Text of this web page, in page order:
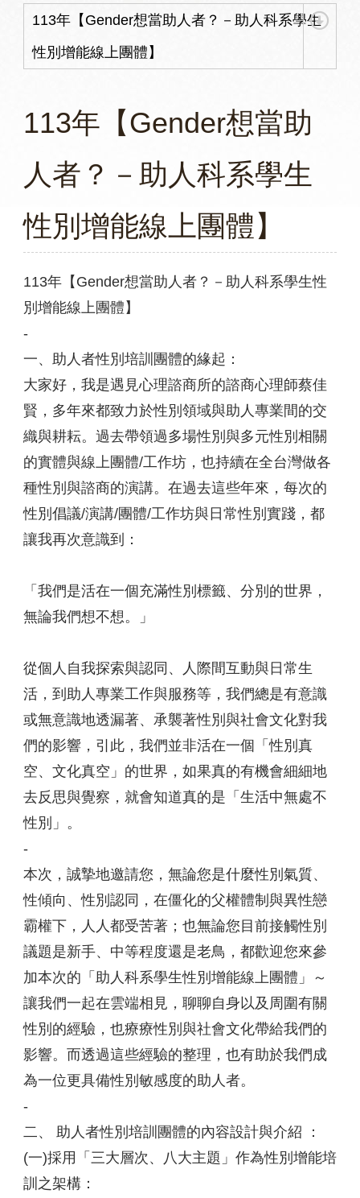
113年【Gender想當助人者？－助人科系學生
性別增能線上團體】
113年【Gender想當助
人者？－助人科系學生
性別增能線上團體】
113年【Gender想當助人者？－助人科系學生性
別增能線上團體】
-
一、助人者性別培訓團體的緣起：
大家好，我是遇見心理諮商所的諮商心理師蔡佳
賢，多年來都致力於性別領域與助人專業間的交
織與耕耘。過去帶領過多場性別與多元性別相關
的實體與線上團體/工作坊，也持續在全台灣做各
種性別與諮商的演講。在過去這些年來，每次的
性別倡議/演講/團體/工作坊與日常性別實踐，都
讓我再次意識到：
「我們是活在一個充滿性別標籤、分別的世界，
無論我們想不想。」
從個人自我探索與認同、人際間互動與日常生
活，到助人專業工作與服務等，我們總是有意識
或無意識地透漏著、承襲著性別與社會文化對我
們的影響，引此，我們並非活在一個「性別真
空、文化真空」的世界，如果真的有機會細細地
去反思與覺察，就會知道真的是「生活中無處不
性別」。
-
本次，誠摯地邀請您，無論您是什麼性別氣質、
性傾向、性別認同，在僵化的父權體制與異性戀
霸權下，人人都受苦著；也無論您目前接觸性別
議題是新手、中等程度還是老鳥，都歡迎您來參
加本次的「助人科系學生性別增能線上團體」～
讓我們一起在雲端相見，聊聊自身以及周圍有關
性別的經驗，也療療性別與社會文化帶給我們的
影響。而透過這些經驗的整理，也有助於我們成
為一位更具備性別敏感度的助人者。
-
二、 助人者性別培訓團體的內容設計與介紹 ：
(一)採用「三大層次、八大主題」作為性別增能培
訓之架構：